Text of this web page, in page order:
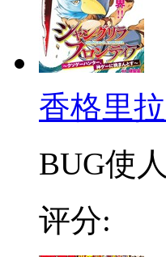
香格里
BUG使
评分: